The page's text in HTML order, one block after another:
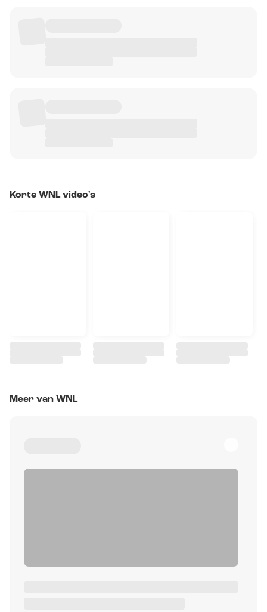
Korte WNL video's
Meer van WNL